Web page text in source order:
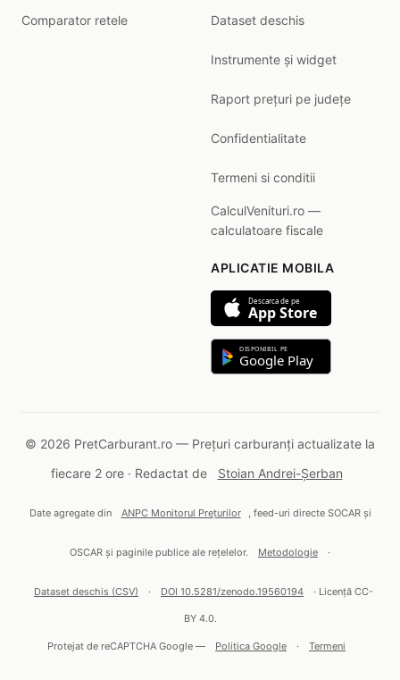
Comparator retele Dataset deschis
Instrumente și widget
Raport prețuri pe județe
Confidentialitate
Termeni si conditii
CalculVenituri.ro —
calculatoare fiscale
APLICATIE MOBILA
Descarca de pe
App Store
DISPONIBIL PE
Google Play
© 2026 PretCarburant.ro — Prețuri carburanți actualizate la
fiecare 2 ore · Redactat de
Stoian Andrei-Șerban
Date agregate din ANPC Monitorul Prețurilor , feed-uri directe SOCAR și
OSCAR și paginile publice ale rețelelor. Metodologie ·
Dataset deschis (CSV) · DOI 10.5281/zenodo.19560194 · Licență CC-
BY 4.0.
Protejat de reCAPTCHA Google — Politica Google · Termeni